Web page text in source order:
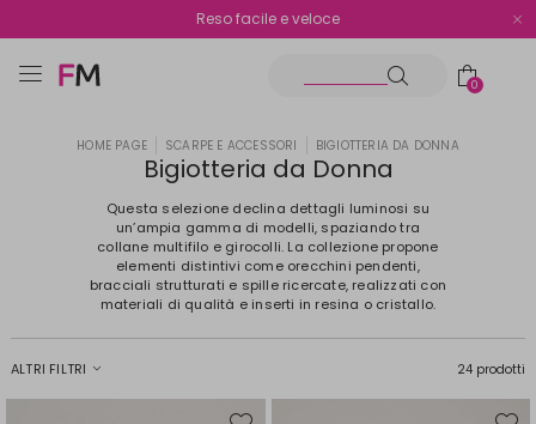
Reso facile e veloce
Spedizione gratuita oltre i €70
0
HOME PAGE SCARPE E ACCESSORI BIGIOTTERIA DA DONNA
Bigiotteria da Donna
Questa selezione declina dettagli luminosi su
un’ampia gamma di modelli, spaziando tra
collane multifilo e girocolli. La collezione propone
elementi distintivi come orecchini pendenti,
bracciali strutturati e spille ricercate, realizzati con
materiali di qualità e inserti in resina o cristallo.
ALTRI FILTRI 24 prodotti